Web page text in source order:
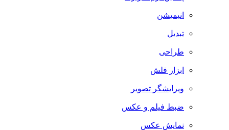
انیمیشن
تبدیل
طراحی
ابزار فلش
ویرایشگر تصویر
ضبط فيلم و عكس
نمایش عکس